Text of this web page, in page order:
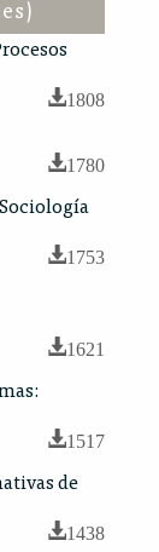
1808
1780
1753
1621
1517
de
1438